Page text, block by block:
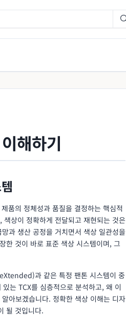
해하기
품의 정체성과 품질을 결정하는 핵심적
상이 정확하게 전달되고 재현되는 것은
과 생산 공정을 거치면서 색상 일관성을
한 것이 바로 표준 색상 시스템이며, 그
과 같은 특정 팬톤 시스템이 중
는 TCX를 심층적으로 분석하고, 왜 이
아보겠습니다. 정확한 색상 이해는 디자
될 것입니다.